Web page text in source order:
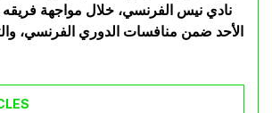
نادي نيس الفرنسي، خلال مواجهة فريقه
الأحد ضمن منافسات الدوري الفرنسي،